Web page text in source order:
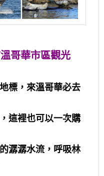
哥華市區觀光
標，來溫哥華必去
這裡也可以一次購
潺潺水流，呼吸林